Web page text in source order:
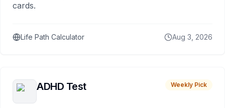
cards.
Life Path Calculator Aug 3, 2026
ADHD Test Weekly Pick